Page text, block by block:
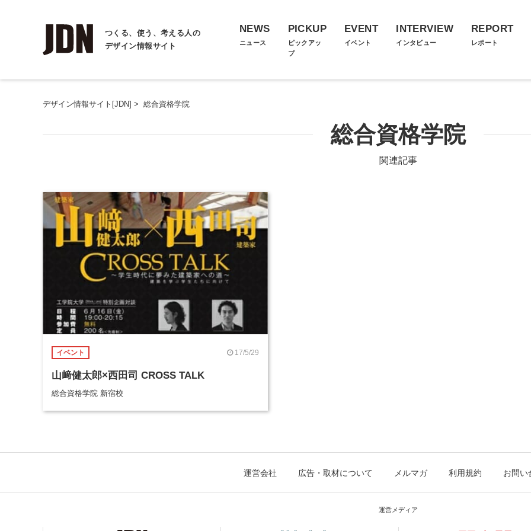
つくる、使う、考える人の
デザイン情報サイト
NEWS
ニュース
PICKUP
ピックアッ
プ
EVENT
イベント
INTERVIEW
インタビュー
REPORT
レポート
デザイン情報サイト[JDN] > 総合資格学院
総合資格学院
関連記事
イベント 17/5/29
山﨑健太郎×西田司 CROSS TALK
総合資格学院 新宿校
運営会社 広告・取材について メルマガ 利用規約 お問い
運営メディア